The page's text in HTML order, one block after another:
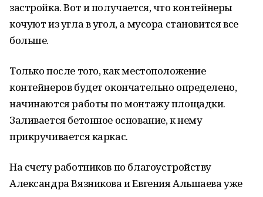
застройка. Вот и получается, что контейнеры
кочуют из угла в угол, а мусора становится все
больше.
Только после того, как местоположение
контейнеров будет окончательно определено,
начинаются работы по монтажу площадки.
Заливается бетонное основание, к нему
прикручивается каркас.
На счету работников по благоустройству
Александра Вязникова и Евгения Альшаева уже